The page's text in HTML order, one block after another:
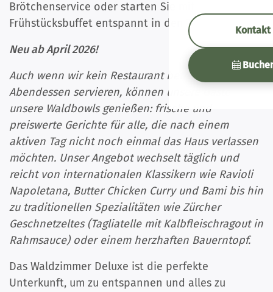
Kontakt
Brötchenservice oder starten Sie mit unserem
Frühstücksbuffet entspannt in den Tag.
Neu ab April 2026!
Auch wenn wir kein Restaurant betreiben und kein
Abendessen servieren, können unsere Gäste
unsere Waldbowls genießen: frische und
preiswerte Gerichte für alle, die nach einem
aktiven Tag nicht noch einmal das Haus verlassen
möchten. Unser Angebot wechselt täglich und
reicht von internationalen Klassikern wie Ravioli
Napoletana, Butter Chicken Curry und Bami bis hin
zu traditionellen Spezialitäten wie Zürcher
Geschnetzeltes (Tagliatelle mit Kalbfleischragout in
Rahmsauce) oder einem herzhaften Bauerntopf.
Das Waldzimmer Deluxe ist die perfekte
Unterkunft, um zu entspannen und alles zu